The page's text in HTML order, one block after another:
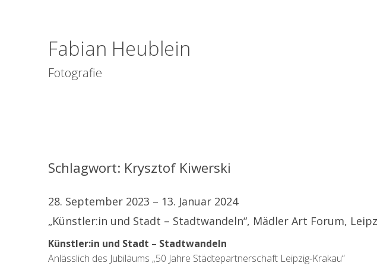
Fabian Heublein
Fotografie
Schlagwort: Krysztof Kiwerski
28. September 2023 – 13. Januar 2024
„Künstler:in und Stadt – Stadtwandeln​“, Mädler Art Forum,
Künstler:in und Stadt – Stadtwandeln
Anlässlich des Jubiläums „50 Jahre Städtepartnerschaft Leipzig-Krakau“